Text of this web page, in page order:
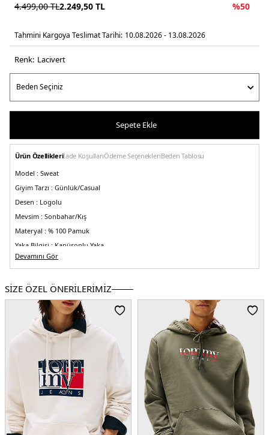
4.499,00TL2.249,50 TL %50
Tahmini Kargoya Teslimat Tarihi: 10.08.2026 - 13.08.2026
Renk: laci̇vert
Sepete Ekle
Ürün Özellikleriİade KoşullarıÖdeme SeçenekleriBeden Tablosu
Model : Sweat
Giyim Tarzı : Günlük/Casual
Desen : Logolu
Mevsim : Sonbahar/Kış
Materyal : % 100 Pamuk
Yaka Bilgisi : Kapüşonlu Yaka
Kol Bilgisi :Uzun Kol
Kalıp Bilgisi :Regular Fit
Detay :-Ribana örgülü manşetler ve etek ucu
Üretim Yeri :
Bangladeş
3DE1DM0DM22113C1G.12
Devamını Gör
SİZE ÖZEL ÖNERİLERİMİZ